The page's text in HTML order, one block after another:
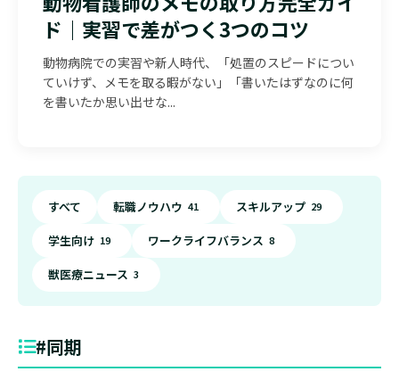
ド｜実習で差がつく3つのコツ
動物病院での実習や新人時代、「処置のスピードについ
ていけず、メモを取る暇がない」「書いたはずなのに何
を書いたか思い出せな...
すべて 転職ノウハウ 41 スキルアップ 29
学生向け 19 ワークライフバランス 8
獣医療ニュース 3
#同期